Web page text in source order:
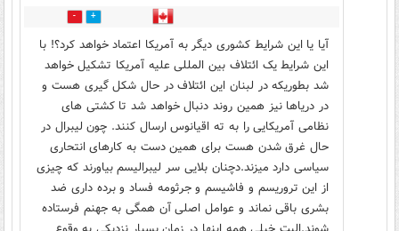
1
آیا یا این شرایط کشوری دیگر به آمریکا اعتماد خواهد کرد؟! با
این شرایط یک ائتلاف بین المللی علیه آمریکا تشکیل خواهد
شد بطوریکه در لبنان این ائتلاف در حال شکل گیری هست و
در دریاها نیز همین روند دنبال خواهد شد تا کشتی های
نظامی آمریکایی را به ته اقیانوس ارسال کنند. چون لیبرال در
حال غرق شدن هست برای همین دست به کارهای انتحاری
سیاسی دارد میزند.دچنان بلایی سر لیبرالیسم بیاورند که چیزی
از این تروریسم و فاشیسم و جرثومه فساد و برده داری ضد
بشری باقی نماند و عوامل اصلی آن همگی به جهنم فرستاده